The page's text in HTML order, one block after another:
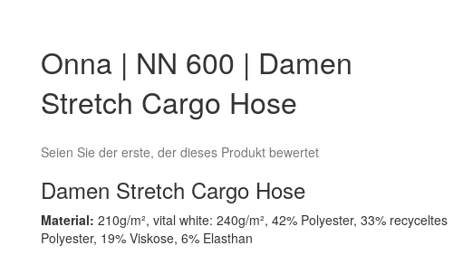
Onna | NN 600 | Damen
Stretch Cargo Hose
Seien Sie der erste, der dieses Produkt bewertet
Damen Stretch Cargo Hose
Material:210g/m², vital white: 240g/m², 42% Polyester, 33% recyceltes
Polyester, 19% Viskose, 6% Elasthan